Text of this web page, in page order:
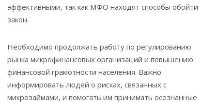
эффективными, так как МФО находят способы обойти
закон.
Необходимо продолжать работу по регулированию
рынка микрофинансовых организаций и повышению
финансовой грамотности населения. Важно
информировать людей о рисках, связанных с
микрозаймами, и помогать им принимать осознанные